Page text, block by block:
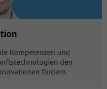
Kompetenzen und
den
fördern.